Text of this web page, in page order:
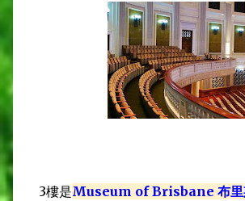
3樓是Museum of Brisbane 布里